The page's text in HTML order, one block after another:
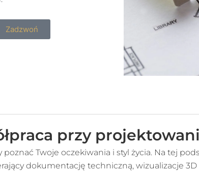
Zadzwoń
przy
Twoje oczekiwania i styl życia. Na tej
dokumentację techniczną, wizualizacje 3D